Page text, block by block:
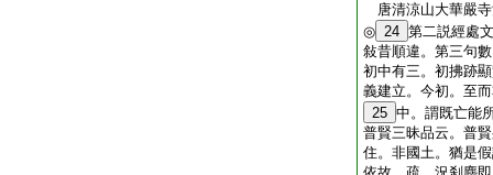
唐清涼山大華嚴
◎ 24 第二説經處
敍昔順違。第三句
初中有三。初拂跡
義建立。今初。至
25 中。謂既亡能
普賢三昧品云。普
住。非國土。猶是